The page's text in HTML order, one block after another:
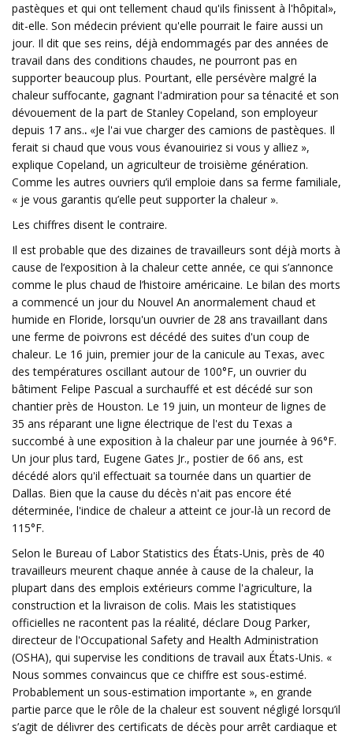
pastèques et qui ont tellement chaud qu'ils finissent à l'hôpital»,
dit-elle. Son médecin prévient qu'elle pourrait le faire aussi un
jour. Il dit que ses reins, déjà endommagés par des années de
travail dans des conditions chaudes, ne pourront pas en
supporter beaucoup plus. Pourtant, elle persévère malgré la
chaleur suffocante, gagnant l'admiration pour sa ténacité et son
dévouement de la part de Stanley Copeland, son employeur
depuis 17 ans.. «Je l'ai vue charger des camions de pastèques. Il
ferait si chaud que vous vous évanouiriez si vous y alliez »,
explique Copeland, un agriculteur de troisième génération.
Comme les autres ouvriers qu’il emploie dans sa ferme familiale,
« je vous garantis qu’elle peut supporter la chaleur ».
Les chiffres disent le contraire.
Il est probable que des dizaines de travailleurs sont déjà morts à
cause de l’exposition à la chaleur cette année, ce qui s’annonce
comme le plus chaud de l’histoire américaine. Le bilan des morts
a commencé un jour du Nouvel An anormalement chaud et
humide en Floride, lorsqu'un ouvrier de 28 ans travaillant dans
une ferme de poivrons est décédé des suites d'un coup de
chaleur. Le 16 juin, premier jour de la canicule au Texas, avec
des températures oscillant autour de 100°F, un ouvrier du
bâtiment Felipe Pascual a surchauffé et est décédé sur son
chantier près de Houston. Le 19 juin, un monteur de lignes de
35 ans réparant une ligne électrique de l'est du Texas a
succombé à une exposition à la chaleur par une journée à 96°F.
Un jour plus tard, Eugene Gates Jr., postier de 66 ans, est
décédé alors qu'il effectuait sa tournée dans un quartier de
Dallas. Bien que la cause du décès n'ait pas encore été
déterminée, l'indice de chaleur a atteint ce jour-là un record de
115°F.
Selon le Bureau of Labor Statistics des États-Unis, près de 40
travailleurs meurent chaque année à cause de la chaleur, la
plupart dans des emplois extérieurs comme l'agriculture, la
construction et la livraison de colis. Mais les statistiques
officielles ne racontent pas la réalité, déclare Doug Parker,
directeur de l'Occupational Safety and Health Administration
(OSHA), qui supervise les conditions de travail aux États-Unis. «
Nous sommes convaincus que ce chiffre est sous-estimé.
Probablement un sous-estimation importante », en grande
partie parce que le rôle de la chaleur est souvent négligé lorsqu’il
s’agit de délivrer des certificats de décès pour arrêt cardiaque et